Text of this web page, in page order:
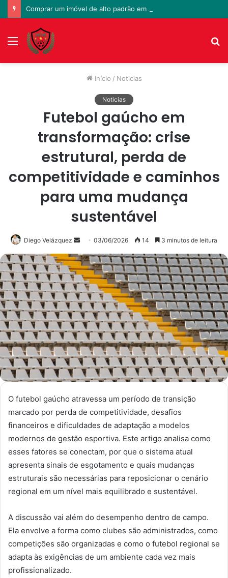
Menu
Início / Noticias
Noticias
Futebol gaúcho em
transformação: crise
estrutural, perda de
competitividade e caminhos
para uma mudança
sustentável
Diego Velázquez
Mande
um
e-
mail
03/06/2026 14 3 minutos de leitura
O futebol gaúcho atravessa um período de transição
marcado por perda de competitividade, desafios
financeiros e dificuldades de adaptação a modelos
modernos de gestão esportiva. Este artigo analisa como
esses fatores se conectam, por que o sistema atual
apresenta sinais de esgotamento e quais mudanças
estruturais são necessárias para reposicionar o cenário
regional em um nível mais equilibrado e sustentável.
A discussão vai além do desempenho dentro de campo.
Ela envolve a forma como clubes são administrados, como
competições são organizadas e como o futebol regional se
adapta às exigências de um ambiente cada vez mais
profissionalizado.